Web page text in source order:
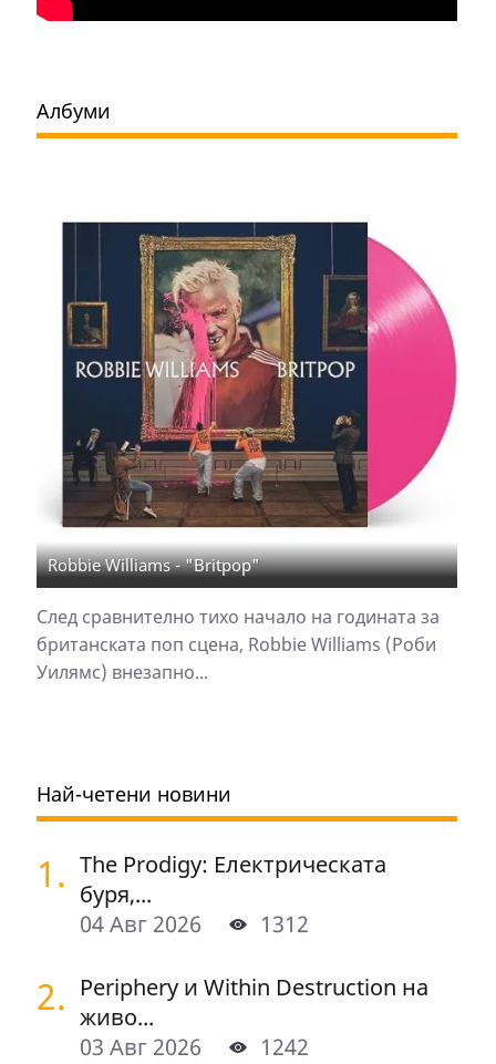
Албуми
Robbie Williams - "Britpop"
След сравнително тихо начало на годината за
британската поп сцена, Robbie Williams (Роби
Уилямс) внезапно...
Най-четени новини
1. The Prodigy: Електрическата
буря,...
04 Авг 2026
1312
2. Periphery и Within Destruction на
живо...
03 Авг 2026
1242